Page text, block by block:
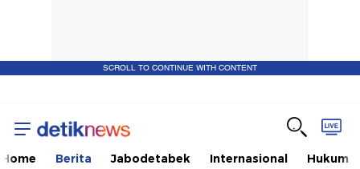
SCROLL TO CONTINUE WITH CONTENT
Home Berita Jabodetabek Internasional Hukum